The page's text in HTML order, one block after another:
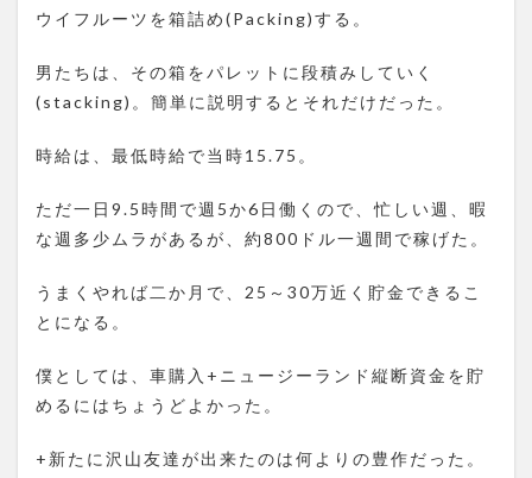
ウイフルーツを箱詰め(Packing)する。
男たちは、その箱をパレットに段積みしていく
(stacking)。簡単に説明するとそれだけだった。
時給は、最低時給で当時15.75。
ただ一日9.5時間で週5か6日働くので、忙しい週、暇
な週多少ムラがあるが、約800ドル一週間で稼げた。
うまくやれば二か月で、25～30万近く貯金できるこ
とになる。
僕としては、車購入+ニュージーランド縦断資金を貯
めるにはちょうどよかった。
+新たに沢山友達が出来たのは何よりの豊作だった。